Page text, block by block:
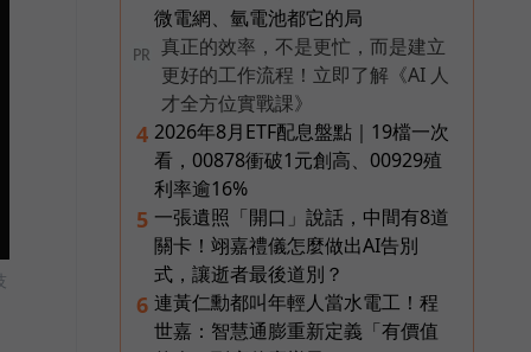
微電網、氫電池都它的局
PR
真正的效率，不是更忙，而是建立
更好的工作流程！立即了解《AI 人
才全方位實戰課》
4 2026年8月ETF配息盤點｜19檔一次
看，00878衝破1元創高、00929殖
利率逾16%
5 一張遺照「開口」說話，中間有8道
關卡！翊嘉禮儀怎麼做出AI告別
式，讓逝者最後道別？
6 連黃仁勳都叫年輕人當水電工！程
世嘉：智慧通膨重新定義「有價值